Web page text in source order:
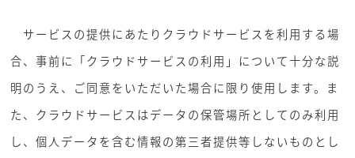
サービスの提供にあたりクラウドサービスを利用する場
合、事前に「クラウドサービスの利用」について十分な説
明のうえ、ご同意をいただいた場合に限り使用します。ま
た、クラウドサービスはデータの保管場所としてのみ利用
し、個人データを含む情報の第三者提供等しないものとし